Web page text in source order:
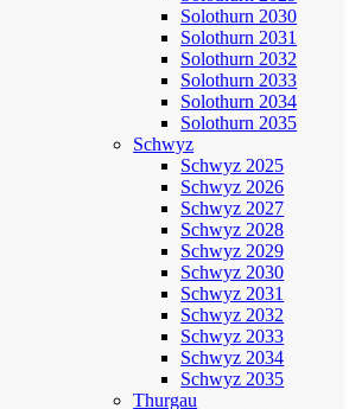
Solothurn 2030
Solothurn 2031
Solothurn 2032
Solothurn 2033
Solothurn 2034
Solothurn 2035
Schwyz
Schwyz 2025
Schwyz 2026
Schwyz 2027
Schwyz 2028
Schwyz 2029
Schwyz 2030
Schwyz 2031
Schwyz 2032
Schwyz 2033
Schwyz 2034
Schwyz 2035
Thurgau